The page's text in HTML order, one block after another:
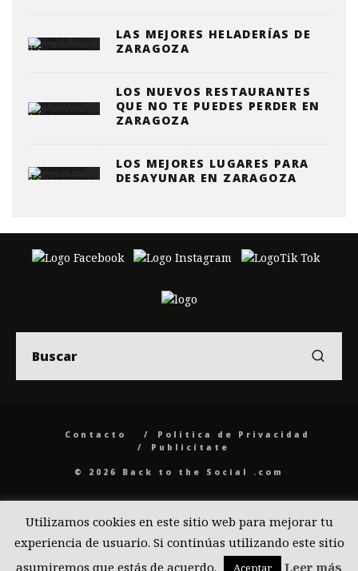
LAS MEJORES HELADERÍAS DE
ZARAGOZA
LOS NUEVOS RESTAURANTES
QUE NO TE PUEDES PERDER EN
ZARAGOZA
LOS MEJORES LUGARES PARA
DESAYUNAR EN ZARAGOZA
Contacto
Politica de Privacidad
Publicítate
© 2026 Back to the Social .com
Utilizamos cookies en este sitio web para mejorar tu
experiencia de usuario. Si continúas utilizando este sitio
asumiremos que estás de acuerdo.
Aceptar Leer más